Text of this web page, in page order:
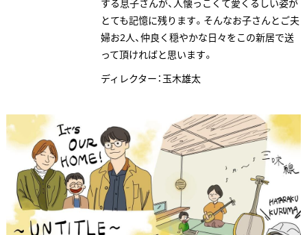
資料請求
個別相談
オーナー様専用サイト CLUB RENOVES
する息子さんが、人懐っこくて愛くるしい姿が
とても記憶に残ります。そんなお子さんとご夫
婦お2人、仲良く穏やかな日々をこの新居で送
って頂ければと思います。
ディレクター：玉木雄太